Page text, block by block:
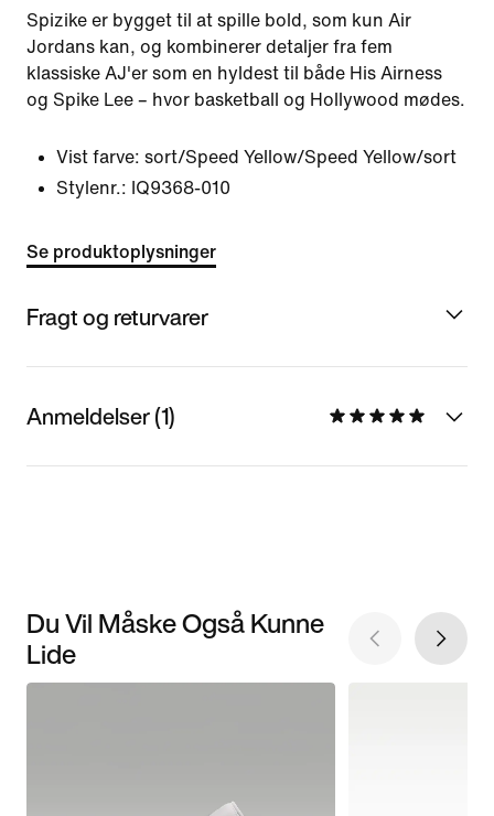
Spizike er bygget til at spille bold, som kun Air
Jordans kan, og kombinerer detaljer fra fem
klassiske AJ'er som en hyldest til både His Airness
og Spike Lee – hvor basketball og Hollywood mødes.
Vist farve: sort/Speed Yellow/Speed Yellow/sort
Stylenr.: IQ9368-010
Se produktoplysninger
Fragt og returvarer
Anmeldelser (1)
Du Vil Måske Også Kunne
Lide